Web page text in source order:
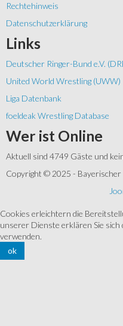
Rechtehinweis
Datenschutzerklärung
Links
Deutscher Ringer-Bund e.V.
United World Wrestling (UWW)
Liga Datenbank
foeldeak Wrestling Database
Wer ist Online
Aktuell sind 4749 Gäste und
Copyright © 2025 - Bayerischer
Cookies erleichtern die
unserer Dienste erklären Sie
verwenden.
ok